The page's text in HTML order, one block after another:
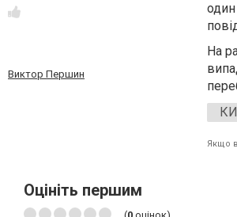
Виктор Першин
один
На
Якщо
Оцініть першим